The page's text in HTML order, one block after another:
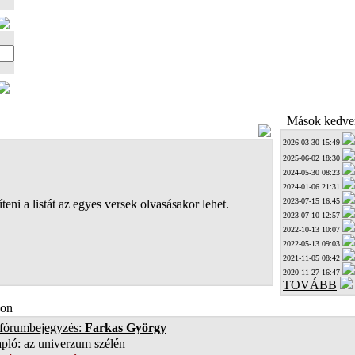
a listát az egyes versek olvasásakor lehet.
Mások
2026-03-30 15:49
2025-06-02 18:30
2024-05-30 08:23
2024-01-06 21:31
2023-07-15 16:45
2023-07-10 12:57
2022-10-13 10:07
2022-05-13 09:03
2021-11-05 08:42
2020-11-27 16:47
TOVÁBB
Farkas György
az univerzum szélén